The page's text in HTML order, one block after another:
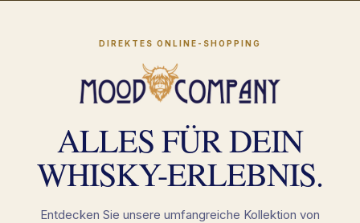
DIREKTES ONLINE-SHOPPING
ALLES FÜR DEIN
WHISKY-ERLEBNIS.
Entdecken Sie unsere umfangreiche Kollektion von